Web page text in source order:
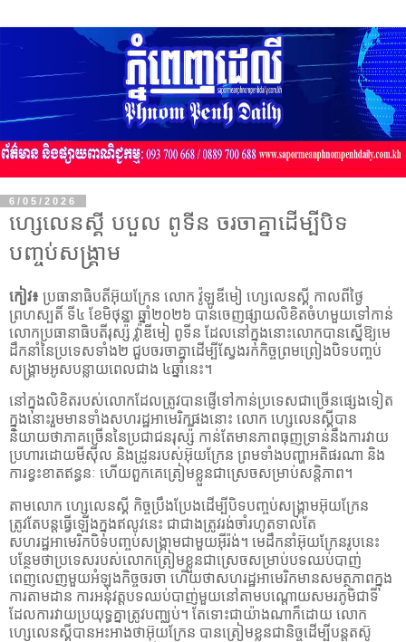
6/05/2026
ហ្សេលេនស្គី បបួល ពូទីន ចរចាគ្នាដើម្បីបិទ
បញ្ចប់សង្រ្គាម
កៀវ៖ ប្រធានាធិបតីអ៊ុយក្រែន លោក វ៉ូឡូឌីមៀ ហ្សេលេនស្គី កាលពីថ្ងៃ
ព្រហស្បតិ៍ ទី៤ ខែមិថុនា ឆ្នាំ២០២៦ បានចេញផ្សាយលិខិតចំហមួយទៅកាន់
លោកប្រធានាធិបតីរុស្ស៉ី វ្ល៉ាឌីមៀ ពូទីន ដែលនៅក្នុងនោះលោកបានស្នើឱ្យមេ
ដឹកនាំនៃប្រទេសទាំង២ ជួបចរចាគ្នាដើម្បីស្វែងរកកិច្ចព្រមព្រៀងបិទបញ្ចប់
សង្រ្គាមអូសបន្លាយពេលជាង ៤ឆ្នាំនេះ។
នៅក្នុងលិខិតរបស់លោកដែលត្រូវបានផ្ញើទៅកាន់ប្រទេសជាច្រើនផ្សេងទៀត
ក្នុងនោះរួមមានទាំងសហរដ្ឋអាមេរិកផងនោះ លោក ហ្សេលេនស្គីបាន
និយាយថាភាគច្រើននៃប្រជាជនរុស្ស៉ី កាន់តែមានភាពធុញទ្រាន់នឹងការវាយ
ប្រហារដោយមីស៊ីល និងដ្រូនរបស់អ៊ុយក្រែន ព្រមទាំងបញ្ហាអតិផរណា និង
ការខ្វះខាតឥន្ធនៈ ហើយពួកគេត្រៀមខ្លួនជាស្រេចសម្រាប់សន្តិភាព។
តាមលោក ហ្សេលេនស្គី កិច្ចប្រឹងប្រែងដើម្បីបិទបញ្ចប់សង្រ្គាមអ៊ុយក្រែន
ត្រូវតែបន្តធ្វើឡើងក្នុងឥលូវនេះ ជាជាងត្រូវរង់ចាំរហូតទាល់តែ
សហរដ្ឋអាមេរិកបិទបញ្ចប់សង្រ្គាមជាមួយអ៊ីរ៉ង់។ មេដឹកនាំអ៊ុយក្រែនរូបនេះ
បន្ថែមថាប្រទេសរបស់លោកត្រៀមខ្លួនជាស្រេចសម្រាប់បទឈប់បាញ់
ពេញលេញមួយអំឡុងកិច្ចចរចា ហើយថាសហរដ្ឋអាមេរិកមានសមត្ថភាពក្នុង
ការតាមដាន ការអនុវត្តបទឈប់បាញ់មួយនៅតាមបណ្ដោយសមរភូមិជាទី
ដែលការវាយប្រយុទ្ធគ្នាត្រូវបញ្ឈប់។ តែទោះជាយ៉ាងណាក៏ដោយ លោក
ហ្សេលេនស្គីបានអះអាងថាអ៊ុយក្រែន បានត្រៀមខ្លួនជានិច្ចដើម្បីបន្តតស៊ូ